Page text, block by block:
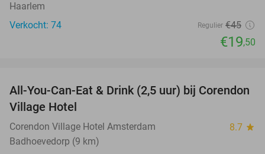
Haarlem
Verkocht: 74
Regulier €45
€19,50
37%
All-You-Can-Eat & Drink (2,5 uur) bij Corendon
Village Hotel
Corendon Village Hotel Amsterdam 8.7 star
Badhoevedorp (9 km)